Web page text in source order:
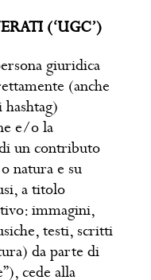
(‘UGC’)
giuridica
(anche
e/o la
un contributo
natura e su
a titolo
immagini,
testi, scritti
da parte di
cede alla